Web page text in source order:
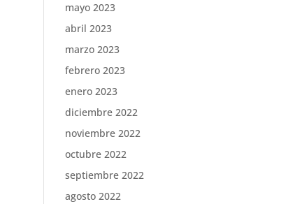
mayo 2023
abril 2023
marzo 2023
febrero 2023
enero 2023
diciembre 2022
noviembre 2022
octubre 2022
septiembre 2022
agosto 2022